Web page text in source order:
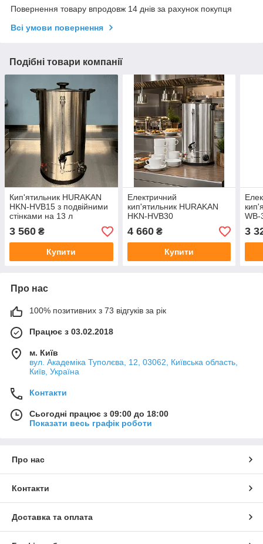
Повернення товару впродовж 14 днів за рахунок покупця
Всі умови повернення
Подібні товари компанії
Кип'ятильник HURAKAN
HKN-HVB15 з подвійними
стінками на 13 л
3 560 ₴
Купити
Електричний
кип'ятильник HURAKAN
HKN-HVB30
4 660₴
Купити
WB-
3
Про нас
100% позитивних з 73 відгуків за рік
Працює з 03.02.2018
м. Київ
вул. Академіка Туполєва, 12, 03062, Київська область,
Київ, Україна
Контакти
Сьогодні працює з 09:00 до 18:00
Показати весь графік роботи
Про нас
Контакти
Доставка та оплата